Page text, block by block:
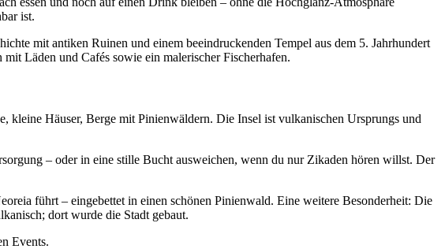
ist.
mit antiken Ruinen und einem beeindruckenden Tempel aus dem 5. Jahrhundert
Läden und Cafés sowie ein malerischer Fischerhafen.
kleine Häuser, Berge mit Pinienwäldern. Die Insel ist vulkanischen Ursprungs und
– oder in eine stille Bucht ausweichen, wenn du nur Zikaden hören willst. Der
führt – eingebettet in einen schönen Pinienwald. Eine weitere Besonderheit: Die
dort wurde die Stadt gebaut.
Events.